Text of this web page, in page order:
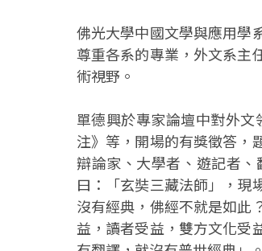
佛光大學中國文學與應用學
尊重各系的專業，外文系主
術視野。
單德興於專家論壇中對外
注》等，開場的有獎徵答，
辯論家、大學者、遊記者
曰：「玄奘三藏法師」，現
沒有經典，佛經不就是如此
益，讀者受益，雙方文化受